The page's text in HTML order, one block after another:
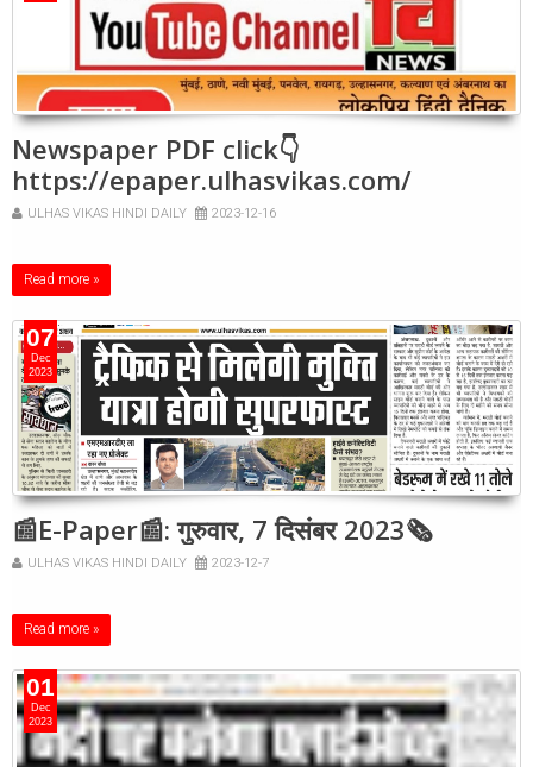
Newspaper PDF click👇
https://epaper.ulhasvikas.com/
ULHAS VIKAS HINDI DAILY 2023-12-16
Read more »
07
Dec
2023
📰E-Paper📰: गुरुवार, 7 दिसंबर 2023🗞
ULHAS VIKAS HINDI DAILY 2023-12-7
Read more »
01
Dec
2023